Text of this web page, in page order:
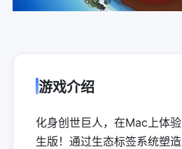
游戏介绍
化身创世巨人，在Mac上体
生版！通过生态标签系统塑